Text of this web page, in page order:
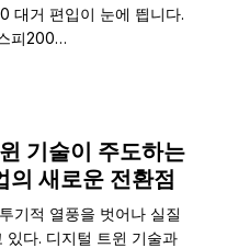
대거 편입이 눈에 띕니다.
피200…
기술이 주도하는
새로운 전환점
기적 열풍을 벗어나 실질
있다. 디지털 트윈 기술과